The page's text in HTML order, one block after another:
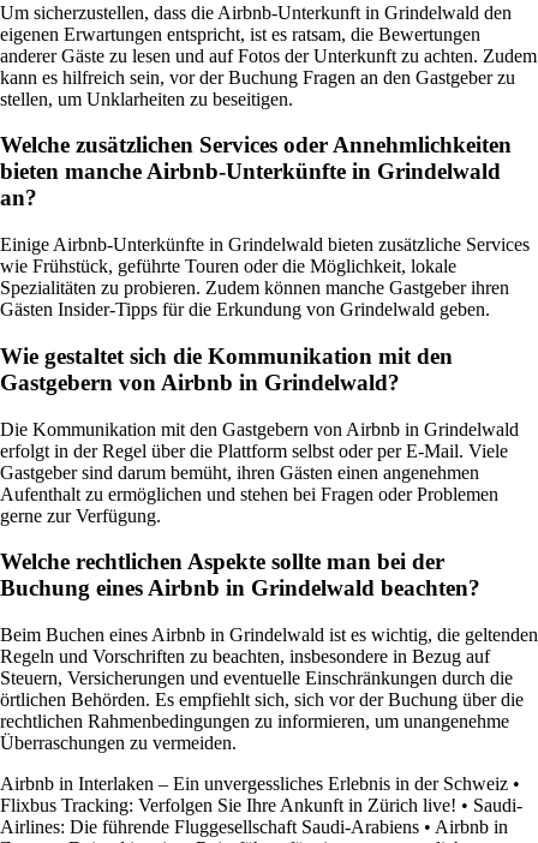
Um sicherzustellen, dass die Airbnb-Unterkunft in Grindelwald den
eigenen Erwartungen entspricht, ist es ratsam, die Bewertungen
anderer Gäste zu lesen und auf Fotos der Unterkunft zu achten. Zudem
kann es hilfreich sein, vor der Buchung Fragen an den Gastgeber zu
stellen, um Unklarheiten zu beseitigen.
Welche zusätzlichen Services oder Annehmlichkeiten
bieten manche Airbnb-Unterkünfte in Grindelwald
an?
Einige Airbnb-Unterkünfte in Grindelwald bieten zusätzliche Services
wie Frühstück, geführte Touren oder die Möglichkeit, lokale
Spezialitäten zu probieren. Zudem können manche Gastgeber ihren
Gästen Insider-Tipps für die Erkundung von Grindelwald geben.
Wie gestaltet sich die Kommunikation mit den
Gastgebern von Airbnb in Grindelwald?
Die Kommunikation mit den Gastgebern von Airbnb in Grindelwald
erfolgt in der Regel über die Plattform selbst oder per E-Mail. Viele
Gastgeber sind darum bemüht, ihren Gästen einen angenehmen
Aufenthalt zu ermöglichen und stehen bei Fragen oder Problemen
gerne zur Verfügung.
Welche rechtlichen Aspekte sollte man bei der
Buchung eines Airbnb in Grindelwald beachten?
Beim Buchen eines Airbnb in Grindelwald ist es wichtig, die geltenden
Regeln und Vorschriften zu beachten, insbesondere in Bezug auf
Steuern, Versicherungen und eventuelle Einschränkungen durch die
örtlichen Behörden. Es empfiehlt sich, sich vor der Buchung über die
rechtlichen Rahmenbedingungen zu informieren, um unangenehme
Überraschungen zu vermeiden.
Airbnb in Interlaken – Ein unvergessliches Erlebnis in der Schweiz •
Flixbus Tracking: Verfolgen Sie Ihre Ankunft in Zürich live! • Saudi-
Airlines: Die führende Fluggesellschaft Saudi-Arabiens • Airbnb in